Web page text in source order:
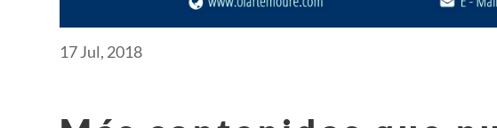
17 Jul, 2018